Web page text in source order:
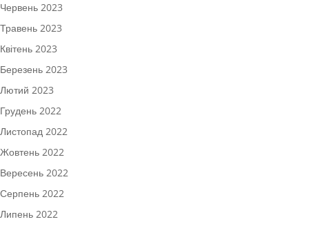
Червень 2023
Травень 2023
Квітень 2023
Березень 2023
Лютий 2023
Грудень 2022
Листопад 2022
Жовтень 2022
Вересень 2022
Серпень 2022
Липень 2022